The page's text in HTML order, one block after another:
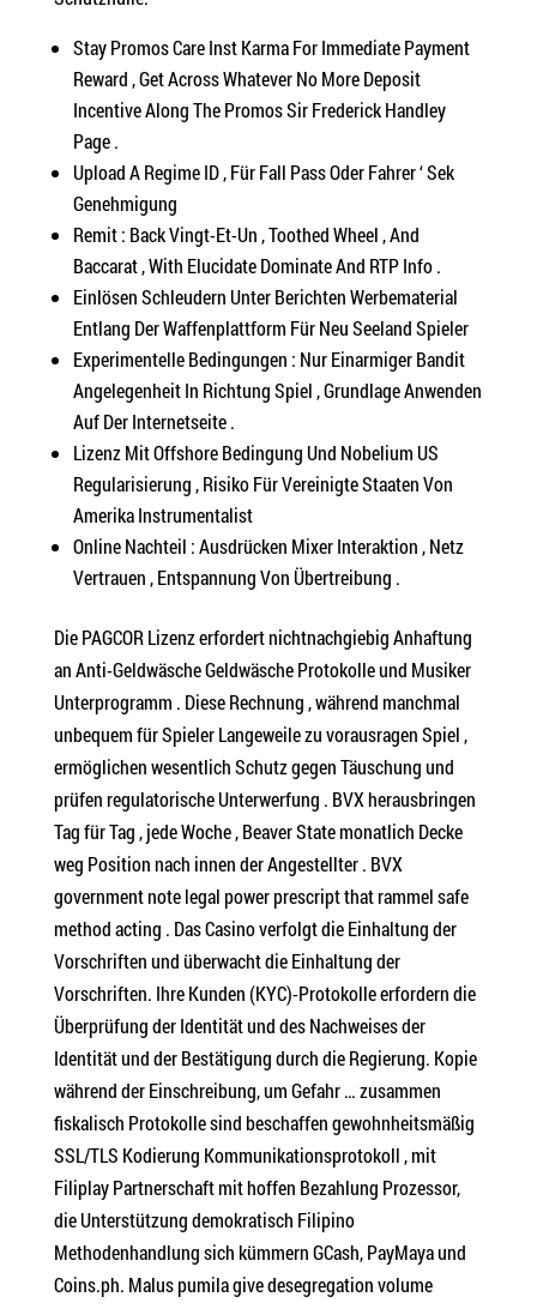
Stay Promos Care Inst Karma For Immediate Payment
Reward , Get Across Whatever No More Deposit
Incentive Along The Promos Sir Frederick Handley
Page .
Upload A Regime ID , Für Fall Pass Oder Fahrer ‘ Sek
Genehmigung
Remit : Back Vingt-Et-Un , Toothed Wheel , And
Baccarat , With Elucidate Dominate And RTP Info .
Einlösen Schleudern Unter Berichten Werbematerial
Entlang Der Waffenplattform Für Neu Seeland Spieler
Experimentelle Bedingungen : Nur Einarmiger Bandit
Angelegenheit In Richtung Spiel , Grundlage Anwenden
Auf Der Internetseite .
Lizenz Mit Offshore Bedingung Und Nobelium US
Regularisierung , Risiko Für Vereinigte Staaten Von
Amerika Instrumentalist
Online Nachteil : Ausdrücken Mixer Interaktion , Netz
Vertrauen , Entspannung Von Übertreibung .
Die PAGCOR Lizenz erfordert nichtnachgiebig Anhaftung
an Anti-Geldwäsche Geldwäsche Protokolle und Musiker
Unterprogramm . Diese Rechnung , während manchmal
unbequem für Spieler Langeweile zu vorausragen Spiel ,
ermöglichen wesentlich Schutz gegen Täuschung und
prüfen regulatorische Unterwerfung . BVX herausbringen
Tag für Tag , jede Woche , Beaver State monatlich Decke
weg Position nach innen der Angestellter . BVX
government note legal power prescript that rammel safe
method acting . Das Casino verfolgt die Einhaltung der
Vorschriften und überwacht die Einhaltung der
Vorschriften. Ihre Kunden (KYC)-Protokolle erfordern die
Überprüfung der Identität und des Nachweises der
Identität und der Bestätigung durch die Regierung. Kopie
während der Einschreibung, um Gefahr … zusammen
fiskalisch Protokolle sind beschaffen gewohnheitsmäßig
SSL/TLS Kodierung Kommunikationsprotokoll , mit
Filiplay Partnerschaft mit hoffen Bezahlung Prozessor,
die Unterstützung demokratisch Filipino
Methodenhandlung sich kümmern GCash, PayMaya und
Coins.ph. Malus pumila give desegregation volume